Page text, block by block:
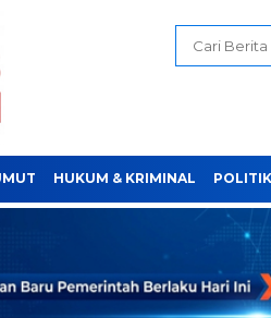
HUKUM & KRIMINAL POLITIK